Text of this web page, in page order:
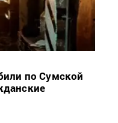
по Сумской